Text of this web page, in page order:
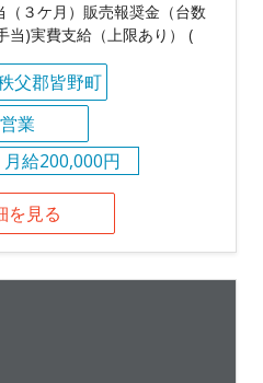
３ケ月）販売報奨金（台数
当)実費支給（上限あり） (
父郡皆野町
営業
月給200,000円
を見る